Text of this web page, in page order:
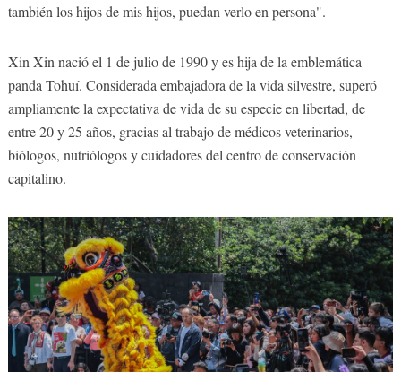
también los hijos de mis hijos, puedan verlo en persona".
Xin Xin nació el 1 de julio de 1990 y es hija de la emblemática
panda Tohuí. Considerada embajadora de la vida silvestre, superó
ampliamente la expectativa de vida de su especie en libertad, de
entre 20 y 25 años, gracias al trabajo de médicos veterinarios,
biólogos, nutriólogos y cuidadores del centro de conservación
capitalino.